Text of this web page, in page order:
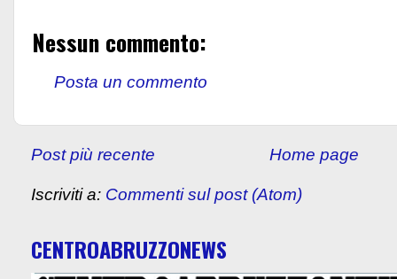
Nessun commento:
Posta un commento
Post più recente Home page
Iscriviti a: Commenti sul post (Atom)
CENTROABRUZZONEWS